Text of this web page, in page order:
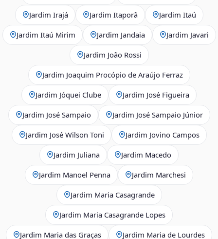
Jardim Irajá Jardim Itaporã Jardim Itaú
Jardim Itaú Mirim Jardim Jandaia Jardim Javari
Jardim João Rossi
Jardim Joaquim Procópio de Araújo Ferraz
Jardim Jóquei Clube Jardim José Figueira
Jardim José Sampaio Jardim José Sampaio Júnior
Jardim José Wilson Toni Jardim Jovino Campos
Jardim Juliana Jardim Macedo
Jardim Manoel Penna Jardim Marchesi
Jardim Maria Casagrande
Jardim Maria Casagrande Lopes
Jardim Maria das Graças Jardim Maria de Lourdes